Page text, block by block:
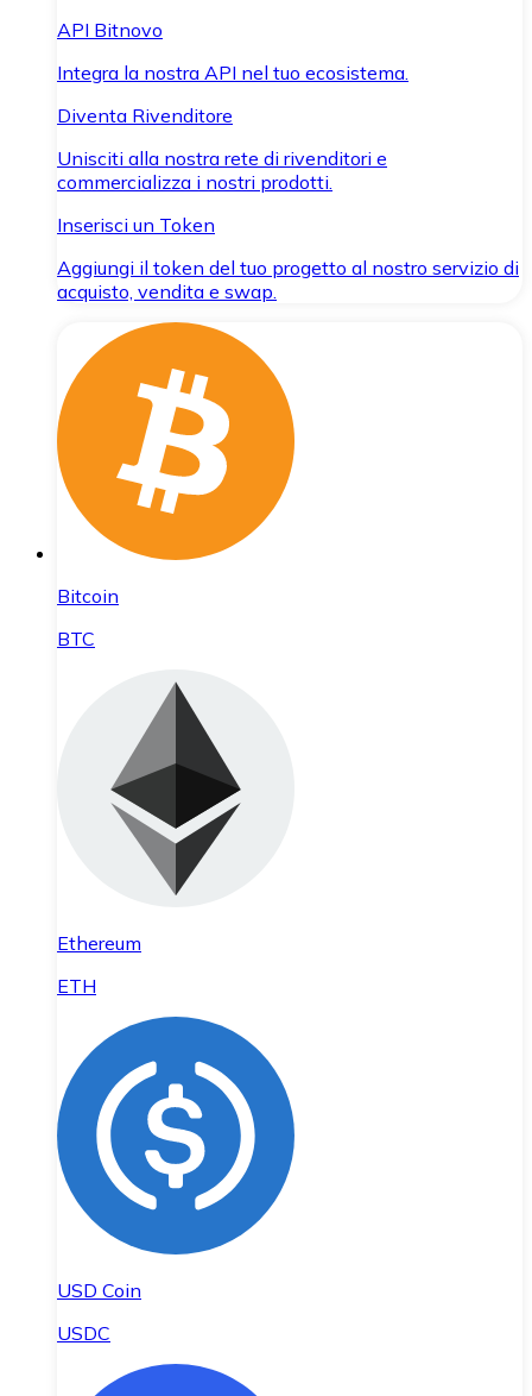
API Bitnovo
Integra la nostra API nel tuo ecosistema.
Diventa Rivenditore
Unisciti alla nostra rete di rivenditori e
commercializza i nostri prodotti.
Inserisci un Token
Aggiungi il token del tuo progetto al nostro servizio di
acquisto, vendita e swap.
Bitcoin
BTC
Ethereum
ETH
USD Coin
USDC